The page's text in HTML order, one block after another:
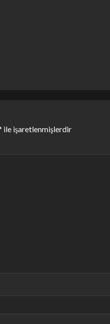
ile işaretlenmişlerdir